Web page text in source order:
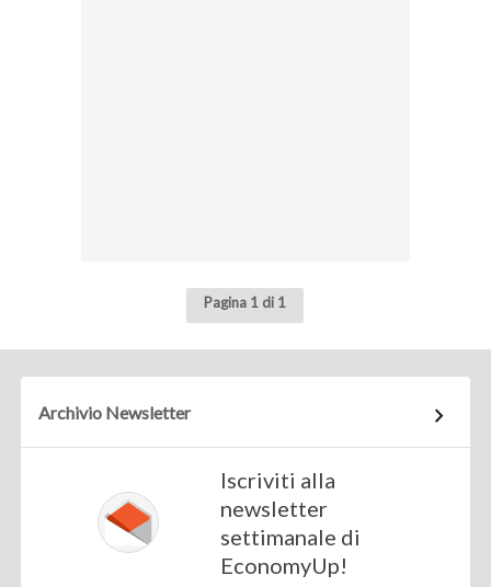
Pagina 1 di 1
Archivio Newsletter
Iscriviti alla
newsletter
settimanale di
EconomyUp!